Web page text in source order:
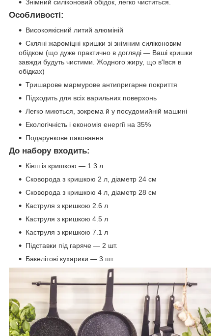
Знімний силіконовий обідок, легко чиститься.
Особливості:
Високоякісний литий алюміній
Скляні жароміцні кришки зі знімним силіконовим
обідком (що дуже практично в догляді — Ваші кришки
завжди будуть чистими. Жодного жиру, що в'ївся в
обідках)
Тришарове мармурове антипригарне покриття
Підходить для всіх варильних поверхонь
Легко миються, зокрема й у посудомийній машині
Екологічність і економія енергії на 35%
Подарункове паковання
До набору входить:
Ківш із кришкою — 1.3 л
Сковорода з кришкою 2 л, діаметр 24 см
Сковорода з кришкою 4 л, діаметр 28 см
Каструля з кришкою 2.6 л
Каструля з кришкою 4.5 л
Каструля з кришкою 7.1 л
Підставки під гаряче — 2 шт.
Бакелітові кухарики — 3 шт.